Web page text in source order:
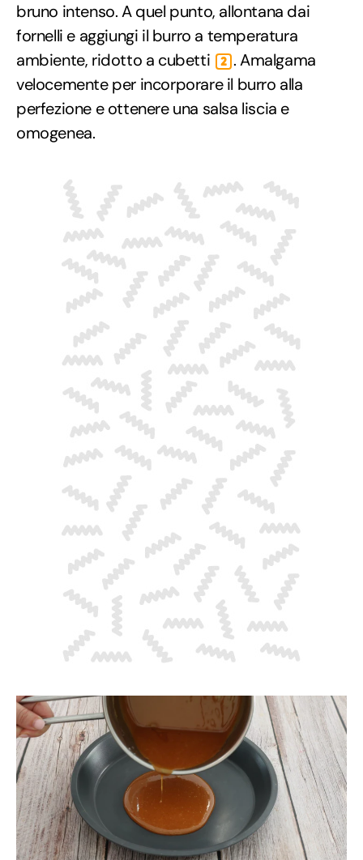
bruno intenso. A quel punto, allontana dai
fornelli e aggiungi il burro a temperatura
ambiente, ridotto a cubetti
2 . Amalgama
velocemente per incorporare il burro alla
perfezione e ottenere una salsa liscia e
omogenea.